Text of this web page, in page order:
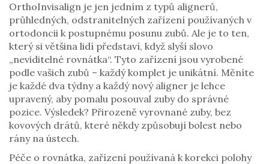
OrthoInvisalign je jen jedním z typů alignerů,
průhledných, odstranitelných zařízení používaných v
ortodoncii k postupnému posunu zubů. Ale je to ten,
který si většina lidí představí, když slyší slovo
„neviditelné rovnátka“. Tyto zařízení jsou vyrobené
podle vašich zubů – každý komplet je unikátní. Měníte
je každé dva týdny a každý nový aligner je lehce
upravený, aby pomalu posouval zuby do správné
pozice. Výsledek? Přirozeně vyrovnané zuby, bez
kovových drátů, které někdy způsobují bolest nebo
rány na ústech.
Péče o rovnátka, zařízení používaná k korekci polohy